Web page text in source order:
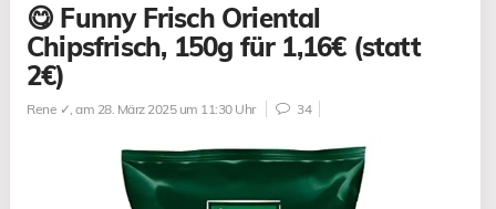
😋 Funny Frisch Oriental
Chipsfrisch, 150g für 1,16€ (statt
2€)
Rene ✓, am 28. März 2025 um 11:30 Uhr 34